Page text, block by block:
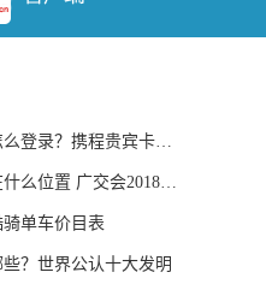
？携程贵宾卡多少钱？
置 广交会2018起止时间
单车价目表
？世界公认十大发明